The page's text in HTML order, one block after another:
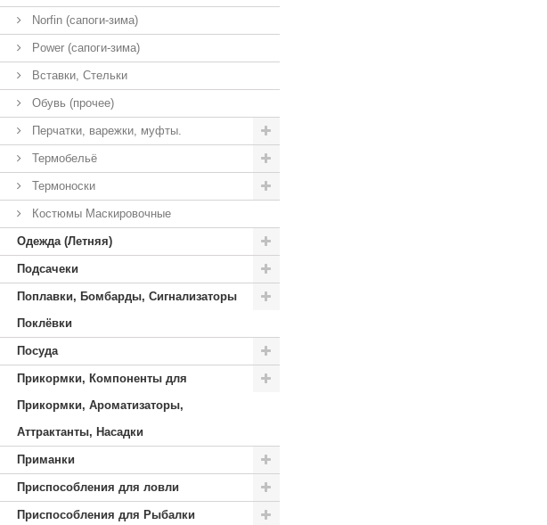
Norfin (сапоги-зима)
Power (сапоги-зима)
Вставки, Стельки
Обувь (прочее)
Перчатки, варежки, муфты.
Термобельё
Термоноски
Костюмы Маскировочные
Одежда (Летняя)
Подсачеки
Поплавки, Бомбарды, Сигнализаторы
Поклёвки
Посуда
Прикормки, Компоненты для
Прикормки, Ароматизаторы,
Аттрактанты, Насадки
Приманки
Приспособления для ловли
Приспособления для Рыбалки